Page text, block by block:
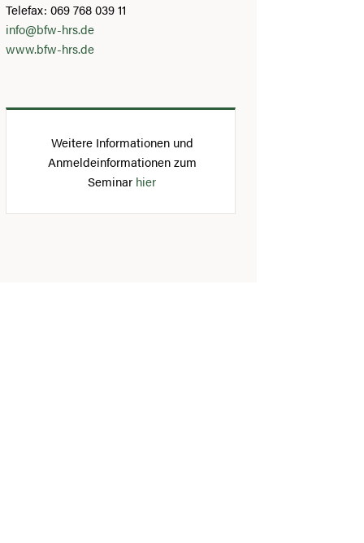
Telefax: 069 768 039 11
info@bfw-hrs.de
www.bfw-hrs.de
Weitere Informationen und
Anmeldeinformationen zum
Seminar hier